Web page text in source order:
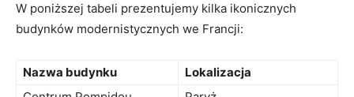
W poniższej ⁤tabeli prezentujemy kilka ikonicznych
budynków modernistycznych we Francji:
Nazwa​ budynku
Lokalizacja